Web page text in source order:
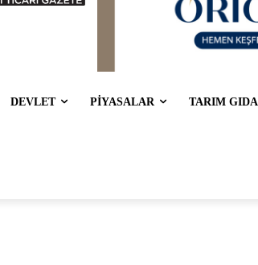
DEVLET PİYASALAR TARIM GIDA